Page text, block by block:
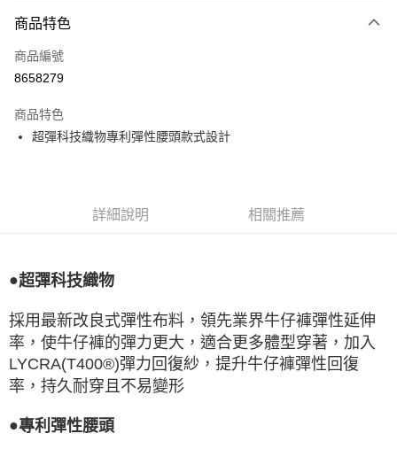
信用卡一次付款
LINE Pay
悠遊付
運送方式
每筆NT$80，滿NT$990(含以上)免運費
付款後門市自取
每筆NT$80，滿NT$699(含以上)免運費
商品特色
商品編號
8658279
商品特色
超彈科技織物專利彈性腰頭款式設計
詳細說明 相關推薦
●超彈科技織物
採用最新改良式彈性布料，領先業界牛仔褲彈性延伸
率，使牛仔褲的彈力更大，適合更多體型穿著，加入
LYCRA(T400®)彈力回復紗，提升牛仔褲彈性回復
率，持久耐穿且不易變形
●專利彈性腰頭